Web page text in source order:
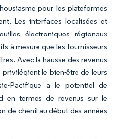
pour les plateformes
Les interfaces localisées et
électroniques régionaux
à mesure que les fournisseurs
Avec la hausse des revenus
le bien-être de leurs
Pacifique a le potentiel de
en termes de revenus sur le
de chenil au début des années